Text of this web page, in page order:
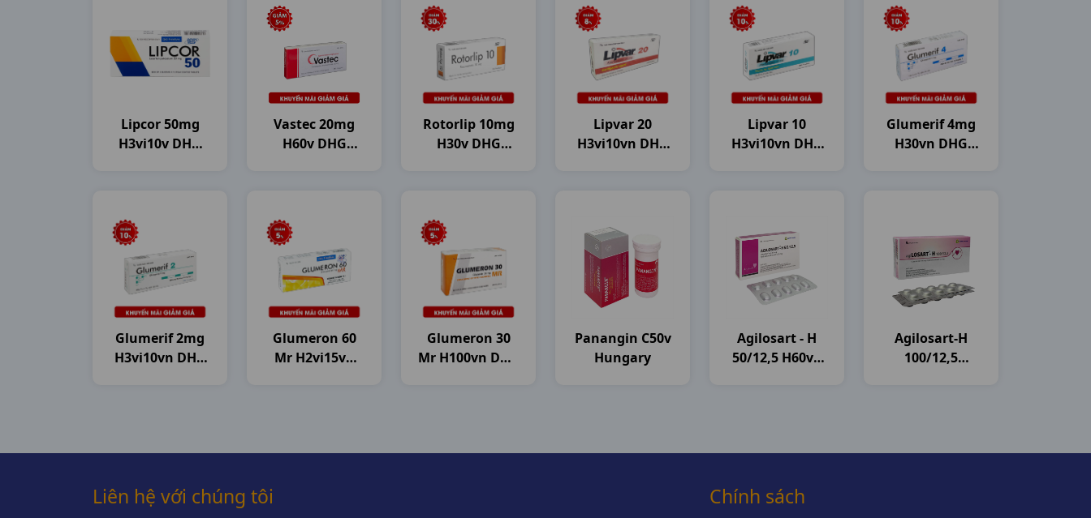
Lipcor 50mg
H3vi10v DHG
Vastec 20mg
H60v DHG
Rotorlip 10mg
H30v DHG
Lipvar 20
H3vi10vn DHG
Lipvar 10
H3vi10vn DHG
Glumerif 4mg
H30vn DHG
Glumerif 2mg
H3vi10vn DHG
Glumeron 60
Mr H2vi15vn
Glumeron 30
Mr H100vn DHG
Panangin C50v
Hungary
Agilosart - H
50/12,5 H60vn
Agilosart-H
100/12,5
Liên hệ với chúng tôi Chính sách